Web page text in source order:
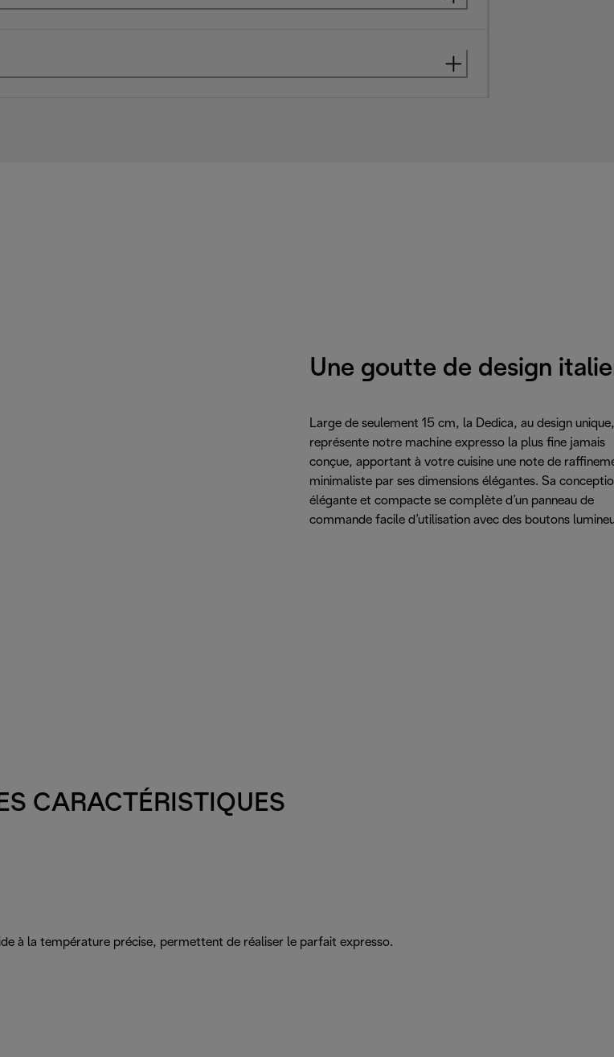
Une goutte de design
Large de seulement 15 cm, la Dedica, au design unique,
représente notre machine expresso la plus fine jamais
conçue, apportant à votre cuisine une note de
minimaliste par ses dimensions élégantes. Sa
élégante et compacte se complète d’un panneau de
commande facile d’utilisation avec des boutons
CARACTÉRISTIQUES
à la température précise, permettent de réaliser le parfait expresso.